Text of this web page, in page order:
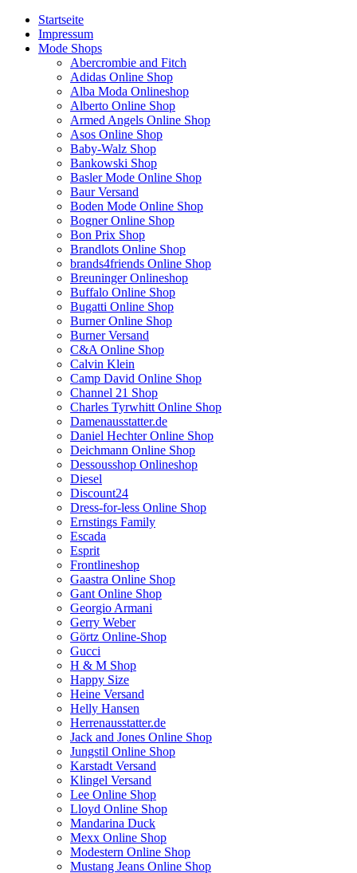
Startseite
Impressum
Mode Shops
Abercrombie and Fitch
Adidas Online Shop
Alba Moda Onlineshop
Alberto Online Shop
Armed Angels Online Shop
Asos Online Shop
Baby-Walz Shop
Bankowski Shop
Basler Mode Online Shop
Baur Versand
Boden Mode Online Shop
Bogner Online Shop
Bon Prix Shop
Brandlots Online Shop
brands4friends Online Shop
Breuninger Onlineshop
Buffalo Online Shop
Bugatti Online Shop
Burner Online Shop
Burner Versand
C&A Online Shop
Calvin Klein
Camp David Online Shop
Channel 21 Shop
Charles Tyrwhitt Online Shop
Damenausstatter.de
Daniel Hechter Online Shop
Deichmann Online Shop
Dessousshop Onlineshop
Diesel
Discount24
Dress-for-less Online Shop
Ernstings Family
Escada
Esprit
Frontlineshop
Gaastra Online Shop
Gant Online Shop
Georgio Armani
Gerry Weber
Görtz Online-Shop
Gucci
H & M Shop
Happy Size
Heine Versand
Helly Hansen
Herrenausstatter.de
Jack and Jones Online Shop
Jungstil Online Shop
Karstadt Versand
Klingel Versand
Lee Online Shop
Lloyd Online Shop
Mandarina Duck
Mexx Online Shop
Modestern Online Shop
Mustang Jeans Online Shop